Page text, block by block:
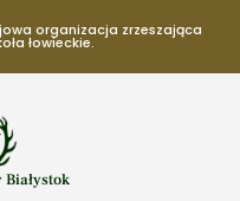
organizacja zrzeszająca
łowieckie.